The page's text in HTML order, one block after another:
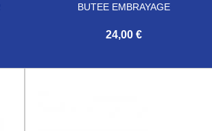
BUTEE EMBRAYAGE
24,00 €